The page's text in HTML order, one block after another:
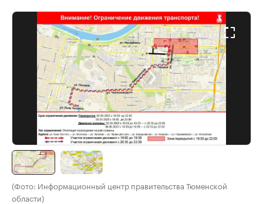
(Фото: Информационный центр правительства Тюменской
области)